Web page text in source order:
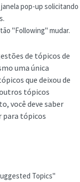
pop-up solicitando
"Following" mudar.
de tópicos de
uma única
que deixou de
tópicos
você deve saber
para tópicos
Topics"